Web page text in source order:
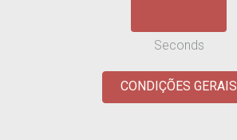
Seconds
CONDIÇÕES GERAIS